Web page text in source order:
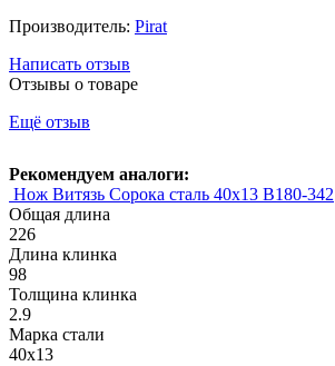
Производитель: Pirat
Написать отзыв
Отзывы о товаре
Ещё отзыв
Рекомендуем аналоги:
Нож Витязь Сорока сталь 40х13 B180-342
Общая длина
226
Длина клинка
98
Толщина клинка
2.9
Марка стали
40х13